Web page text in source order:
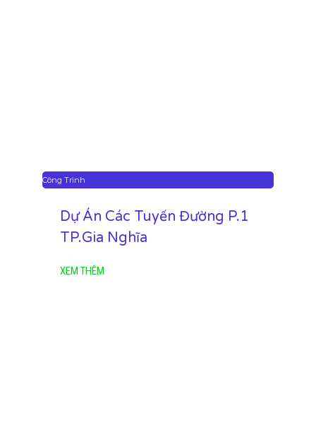
Công Trình
Dự Án Các Tuyến Đường P.1
TP.Gia Nghĩa
XEM THÊM